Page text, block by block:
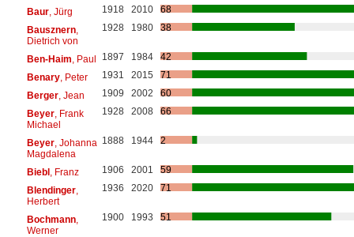
Baur, Jürg 1918 2010
68
Bausznern,
Dietrich von
1928 1980 38
Ben-Haim , Paul 1897 1984
42
Benary, Peter 1931 2015
71
Berger, Jean 1909 2002
60
Beyer, Frank
Michael
1928 2008 66
Beyer, Johanna
Magdalena
1888 1944 2
Biebl, Franz 1906 2001
59
Blendinger,
Herbert
1936 2020 71
Bochmann,
Werner
1900 1993 51